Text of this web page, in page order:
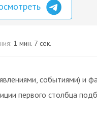
1 мин. 7 сек.
событиями) и
первого столбца